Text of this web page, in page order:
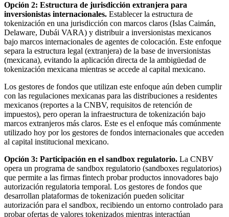
Opción 2: Estructura de jurisdicción extranjera para
inversionistas internacionales. Establecer la estructura de
tokenización en una jurisdicción con marcos claros (Islas Caimán,
Delaware, Dubái VARA) y distribuir a inversionistas mexicanos
bajo marcos internacionales de agentes de colocación. Este enfoque
separa la estructura legal (extranjera) de la base de inversionistas
(mexicana), evitando la aplicación directa de la ambigüedad de
tokenización mexicana mientras se accede al capital mexicano.
Los gestores de fondos que utilizan este enfoque aún deben cumplir
con las regulaciones mexicanas para las distribuciones a residentes
mexicanos (reportes a la CNBV, requisitos de retención de
impuestos), pero operan la infraestructura de tokenización bajo
marcos extranjeros más claros. Este es el enfoque más comúnmente
utilizado hoy por los gestores de fondos internacionales que acceden
al capital institucional mexicano.
Opción 3: Participación en el sandbox regulatorio. La CNBV
opera un programa de sandbox regulatorio (sandboxes regulatorios)
que permite a las firmas fintech probar productos innovadores bajo
autorización regulatoria temporal. Los gestores de fondos que
desarrollan plataformas de tokenización pueden solicitar
autorización para el sandbox, recibiendo un entorno controlado para
probar ofertas de valores tokenizados mientras interactúan